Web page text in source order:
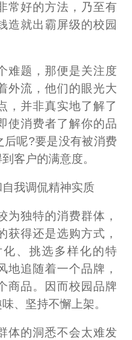
常好的方法，乃至有
造就出霸屏级的校园
难题，那便是关注度
外流，他们的眼光大
，并非真实地了解了
使消费者了解你的品
后呢?要是没有被消费
客户的满意度。
我调侃精神实质
为独特的消费群体，
获得还是选购方式，
、挑选多样化的特
地追随着一个品牌，
商品。因而校园品牌
、坚持不懈上架。
体的洞悉不会太难发